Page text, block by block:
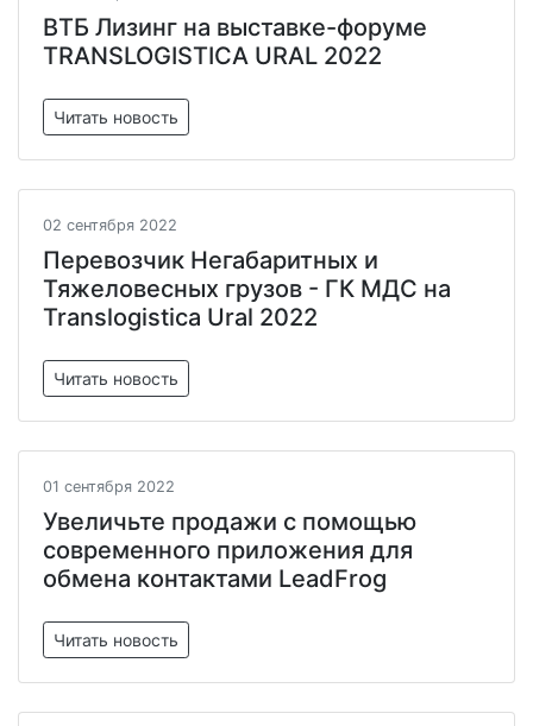
ВТБ Лизинг на выставке-форуме
TRANSLOGISTICA URAL 2022
Читать новость
02 сентября 2022
Перевозчик Негабаритных и
Тяжеловесных грузов - ГК МДС на
Translogistica Ural 2022
Читать новость
01 сентября 2022
Увеличьте продажи с помощью
современного приложения для
обмена контактами LeadFrog
Читать новость